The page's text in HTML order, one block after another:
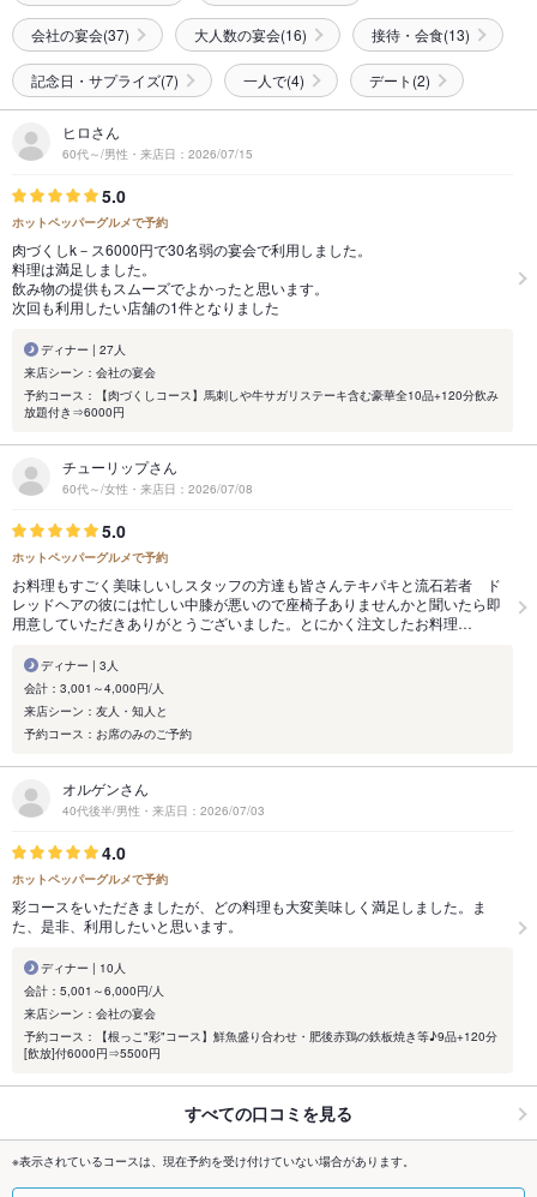
会社の宴会(37) 大人数の宴会(16) 接待・会食(13)
記念日・サプライズ(7) 一人で(4) デート(2)
ヒロさん
60代～/男性・来店日：2026/07/15
5.0
ホットペッパーグルメで予約
肉づくしk－ス6000円で30名弱の宴会で利用しました。
料理は満足しました。
飲み物の提供もスムーズでよかったと思います。
次回も利用したい店舗の1件となりました
ディナー | 27人
来店シーン：会社の宴会
予約コース：【肉づくしコース】馬刺しや牛サガリステーキ含む豪華全10品+120分飲み
放題付き⇒6000円
チューリップさん
60代～/女性・来店日：2026/07/08
5.0
ホットペッパーグルメで予約
お料理もすごく美味しいしスタッフの方達も皆さんテキパキと流石若者 ド
レッドヘアの彼には忙しい中膝が悪いので座椅子ありませんかと聞いたら即
用意していただきありがとうございました。とにかく注文したお料理…
ディナー | 3人
会計：3,001～4,000円/人
来店シーン：友人・知人と
予約コース：お席のみのご予約
オルゲンさん
40代後半/男性・来店日：2026/07/03
4.0
ホットペッパーグルメで予約
彩コースをいただきましたが、どの料理も大変美味しく満足しました。ま
た、是非、利用したいと思います。
ディナー | 10人
会計：5,001～6,000円/人
来店シーン：会社の宴会
予約コース：【根っこ"彩"コース】鮮魚盛り合わせ・肥後赤鶏の鉄板焼き等♪9品+120分
[飲放]付6000円⇒5500円
すべての口コミを見る
※表示されているコースは、現在予約を受け付けていない場合があります。